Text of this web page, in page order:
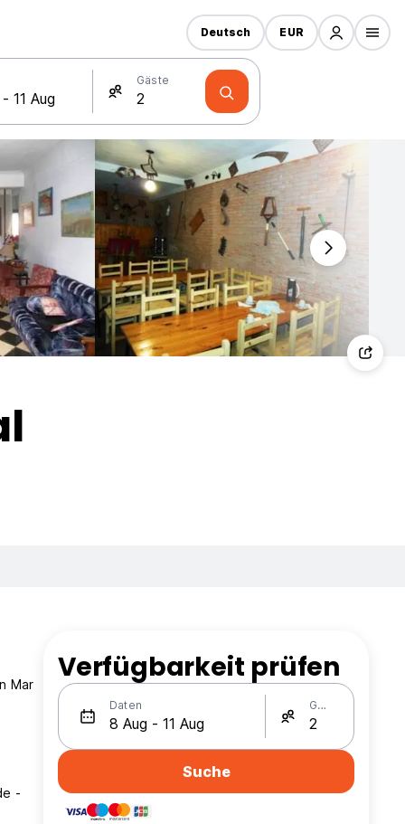
Gäste
Deutsch EUR
Mar
-
Verfügbarkeit prüfen
Daten Gäste
Suche